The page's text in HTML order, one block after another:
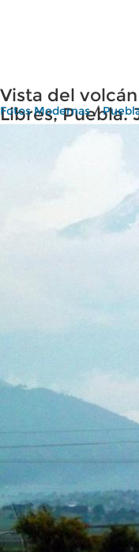
Vista del
Libres, Puebla.
Fotos Modernas/